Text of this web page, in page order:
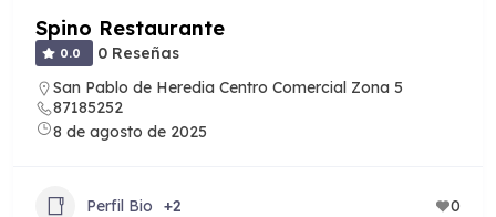
Spino Restaurante
0.0
0 Reseñas
San Pablo de Heredia Centro Comercial Zona 5
87185252
8 de agosto de 2025
Perfil Bio +2 0